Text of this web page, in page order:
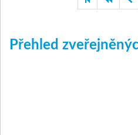
Přehled